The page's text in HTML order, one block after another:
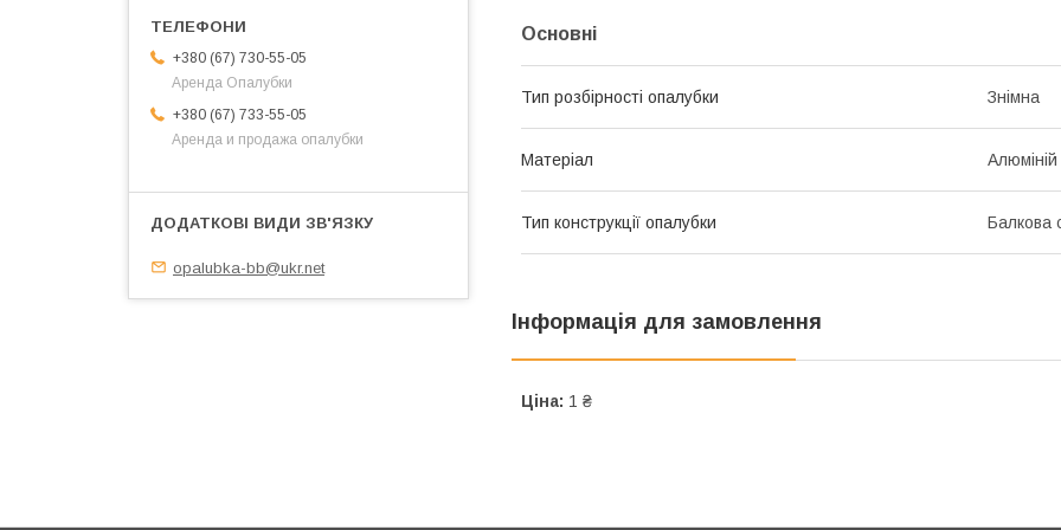
Основні
Тип розбірності опалубки Знімна
Матеріал Алюміній
Тип конструкції опалубки Балкова
Інформація для замовлення
Ціна: 1 ₴
+380 (67) 730-55-05
Аренда Опалубки
+380 (67) 733-55-05
Аренда и продажа опалубки
opalubka-bb@ukr.net